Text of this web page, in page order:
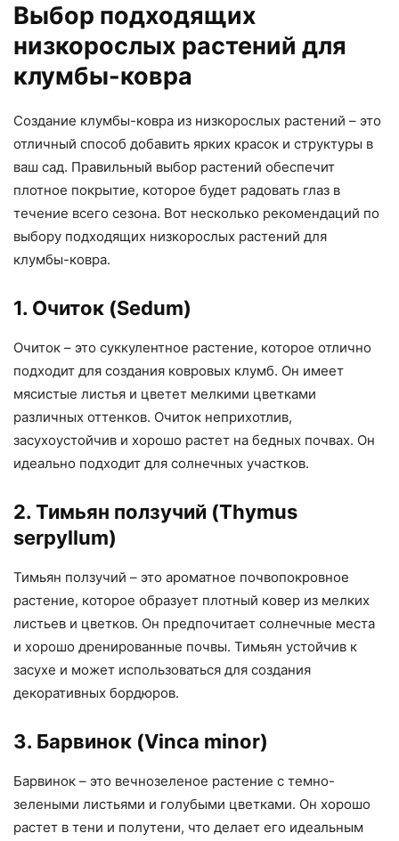
Выбор подходящих
низкорослых растений для
клумбы-ковра
Создание клумбы-ковра из низкорослых растений – это
отличный способ добавить ярких красок и структуры в
ваш сад. Правильный выбор растений обеспечит
плотное покрытие, которое будет радовать глаз в
течение всего сезона. Вот несколько рекомендаций по
выбору подходящих низкорослых растений для
клумбы-ковра.
1. Очиток (Sedum)
Очиток – это суккулентное растение, которое отлично
подходит для создания ковровых клумб. Он имеет
мясистые листья и цветет мелкими цветками
различных оттенков. Очиток неприхотлив,
засухоустойчив и хорошо растет на бедных почвах. Он
идеально подходит для солнечных участков.
2. Тимьян ползучий (Thymus
serpyllum)
Тимьян ползучий – это ароматное почвопокровное
растение, которое образует плотный ковер из мелких
листьев и цветков. Он предпочитает солнечные места
и хорошо дренированные почвы. Тимьян устойчив к
засухе и может использоваться для создания
декоративных бордюров.
3. Барвинок (Vinca minor)
Барвинок – это вечнозеленое растение с темно-
зелеными листьями и голубыми цветками. Он хорошо
растет в тени и полутени, что делает его идеальным